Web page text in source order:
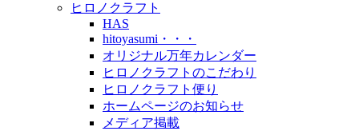
ヒロノクラフト
HAS
hitoyasumi・・・
オリジナル万年カレンダー
ヒロノクラフトのこだわり
ヒロノクラフト便り
ホームページのお知らせ
メディア掲載